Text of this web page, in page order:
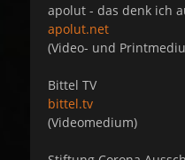
apolut - das denk ich
apolut.net
(Video- und
Bittel TV
bittel.tv
(Videomedium)